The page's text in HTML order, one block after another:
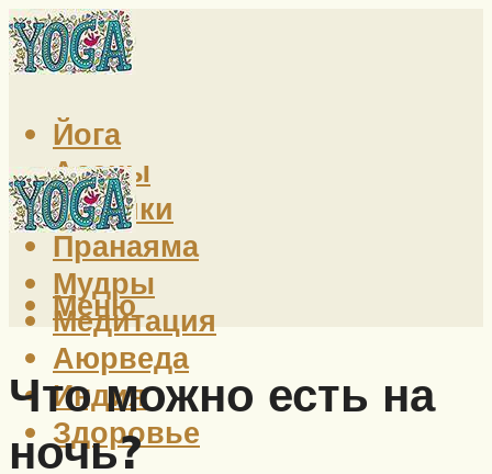
Йога
Асаны
Техники
Пранаяма
Мудры
Медитация
Аюрведа
Индия
Здоровье
Меню
Что можно есть на
ночь?